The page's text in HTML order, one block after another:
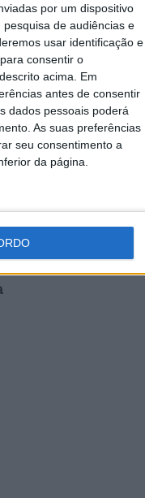
por um dispositivo
de audiências e
usar identificação e
consentir o
acima. Em
antes de consentir
dados pessoais poderá
As suas preferências
seu consentimento a
da página.